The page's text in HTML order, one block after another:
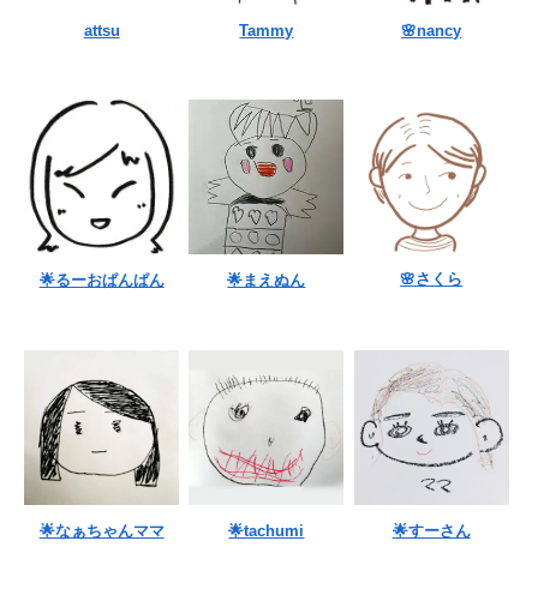
attsu Tammy 🌸nancy
🌟るーおぱんぱん 🌟まえぬん 🌸さくら
🌟なぁちゃんママ 🌟tachumi 🌟すーさん